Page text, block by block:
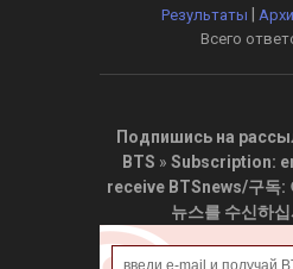
Результаты |
Всего
Подпишись на
BTS » Subscription:
receive BTSnews/구독:
뉴스를 수신하